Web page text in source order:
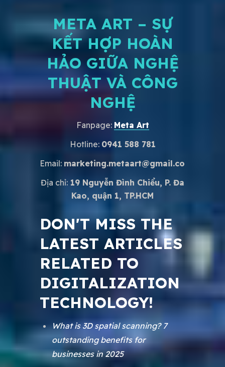
META ART – SỰ
KẾT HỢP HOÀN
HẢO GIỮA NGHỆ
THUẬT VÀ CÔNG
NGHỆ
Fanpage: Meta Art
Hotline: 0941 588 781
Email: marketing.metaart@gmail.com
Địa chỉ: 19 Nguyễn Đình Chiểu, P. Đa
Kao, quận 1, TP.HCM
DON'T MISS THE
LATEST ARTICLES
RELATED TO
DIGITALIZATION
TECHNOLOGY!
What is 3D spatial scanning? 7
outstanding benefits for
businesses in 2025